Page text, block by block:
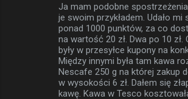
Ja mam podobne
je swoim przykładem. Udało mi
ponad 1000 punktów, za co
na wartość 20 zł. Dwa po 10 zł.
były w przesyłce kupony na
Między innymi była tam kawa
Nescafe 250 g na której zakup
w wysokości 6 zł. Dałem się
kawę. Kawa w Tesco